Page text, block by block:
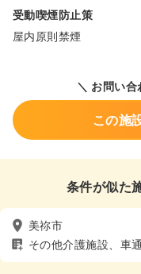
受動喫煙防止策
屋内原則禁煙
＼ お問い合
この施
条件が似た
美祢市
その他介護施設、車